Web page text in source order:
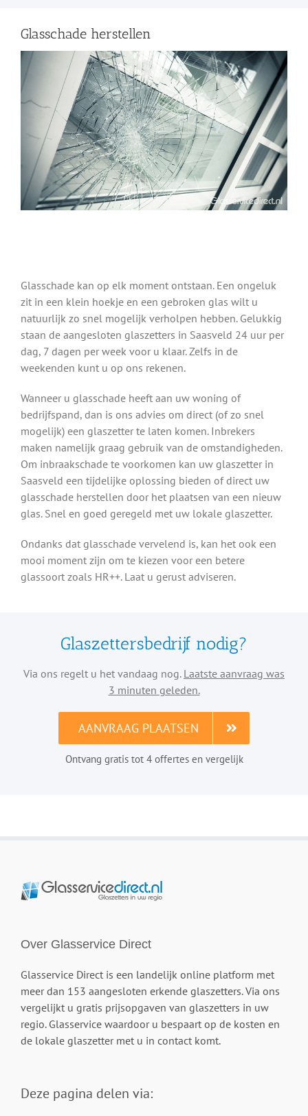
Glasschade herstellen
Glasschade kan op elk moment ontstaan. Een ongeluk
zit in een klein hoekje en een gebroken glas wilt u
natuurlijk zo snel mogelijk verholpen hebben. Gelukkig
staan de aangesloten glaszetters in Saasveld 24 uur per
dag, 7 dagen per week voor u klaar. Zelfs in de
weekenden kunt u op ons rekenen.
Wanneer u glasschade heeft aan uw woning of
bedrijfspand, dan is ons advies om direct (of zo snel
mogelijk) een glaszetter te laten komen. Inbrekers
maken namelijk graag gebruik van de omstandigheden.
Om inbraakschade te voorkomen kan uw glaszetter in
Saasveld een tijdelijke oplossing bieden of direct uw
glasschade herstellen door het plaatsen van een nieuw
glas. Snel en goed geregeld met uw lokale glaszetter.
Ondanks dat glasschade vervelend is, kan het ook een
mooi moment zijn om te kiezen voor een betere
glassoort zoals HR++. Laat u gerust adviseren.
Glaszettersbedrijf nodig?
Via ons regelt u het vandaag nog. Laatste aanvraag was
3 minuten geleden.
AANVRAAG PLAATSEN
Ontvang gratis tot 4 offertes en vergelijk
Over Glasservice Direct
Glasservice Direct is een landelijk online platform met
meer dan 153 aangesloten erkende glaszetters. Via ons
vergelijkt u gratis prijsopgaven van glaszetters in uw
regio. Glasservice waardoor u bespaart op de kosten en
de lokale glaszetter met u in contact komt.
Deze pagina delen via: